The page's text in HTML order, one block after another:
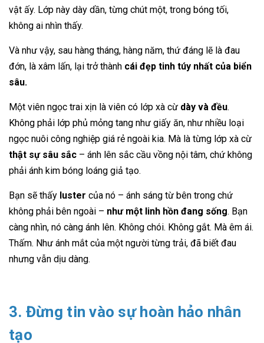
vật ấy. Lớp này dày dần, từng chút một, trong bóng tối,
không ai nhìn thấy.
Và như vậy, sau hàng tháng, hàng năm, thứ đáng lẽ là đau
đớn, là xâm lấn, lại trở thành cái đẹp tinh túy nhất của biển
sâu.
Một viên ngọc trai xịn là viên có lớp xà cừ dày và đều.
Không phải lớp phủ mỏng tang như giấy ăn, như nhiều loại
ngọc nuôi công nghiệp giá rẻ ngoài kia. Mà là từng lớp xà cừ
thật sự sâu sắc – ánh lên sắc cầu vồng nội tâm, chứ không
phải ánh kim bóng loáng giả tạo.
Bạn sẽ thấy luster của nó – ánh sáng từ bên trong chứ
không phải bên ngoài – như một linh hồn đang sống. Bạn
càng nhìn, nó càng ánh lên. Không chói. Không gắt. Mà êm ái.
Thấm. Như ánh mắt của một người từng trải, đã biết đau
nhưng vẫn dịu dàng.
3. Đừng tin vào sự hoàn hảo nhân
tạo